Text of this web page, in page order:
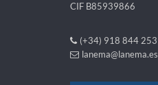
CIF B85939866
(+34) 918 844 253
lanema@lanema.es